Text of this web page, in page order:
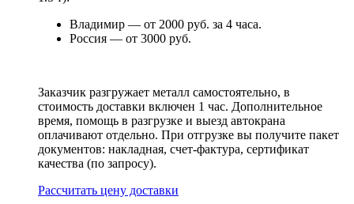
Владимир — от 2000 руб. за 4 часа.
Россия — от 3000 руб.
Заказчик разгружает металл самостоятельно, в
стоимость доставки включен 1 час. Дополнительное
время, помощь в разгрузке и выезд автокрана
оплачивают отдельно. При отгрузке вы получите пакет
документов: накладная, счет-фактура, сертификат
качества (по запросу).
Раcсчитать цену доставки